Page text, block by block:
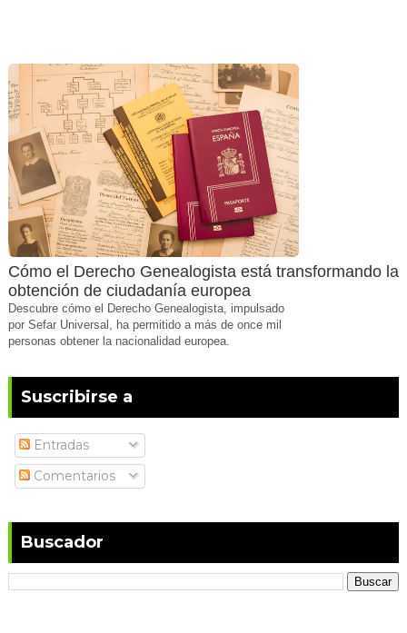
Cómo el Derecho Genealogista está transformando la
obtención de ciudadanía europea
Descubre cómo el Derecho Genealogista, impulsado
por Sefar Universal, ha permitido a más de once mil
personas obtener la nacionalidad europea.
Suscribirse a
Entradas
Comentarios
Buscador